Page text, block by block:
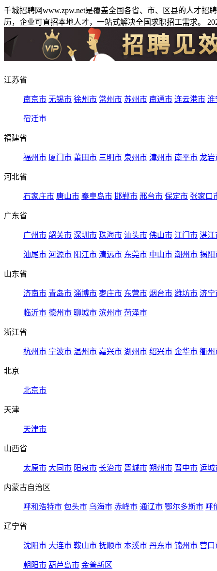
千城招聘网www.zpw.net是覆盖全国各省、市、区县的人才
历，企业可直招本地人才，一站式解决全国求职招工需求。
江苏省
南京市 无锡市 徐州市 常州市 苏州市 南通市 连云港市 淮
宿迁市
福建省
福州市 厦门市 莆田市 三明市 泉州市 漳州市 南平市 龙岩
河北省
石家庄市 唐山市 秦皇岛市 邯郸市 邢台市 保定市 张家口
广东省
广州市 韶关市 深圳市 珠海市 汕头市 佛山市 江门市 湛江
汕尾市 河源市 阳江市 清远市 东莞市 中山市 潮州市 揭阳
山东省
济南市 青岛市 淄博市 枣庄市 东营市 烟台市 潍坊市 济宁
临沂市 德州市 聊城市 滨州市 菏泽市
浙江省
杭州市 宁波市 温州市 嘉兴市 湖州市 绍兴市 金华市 衢州
北京
北京市
天津
天津市
山西省
太原市 大同市 阳泉市 长治市 晋城市 朔州市 晋中市 运城
内蒙古自治区
呼和浩特市 包头市 乌海市 赤峰市 通辽市 鄂尔多斯市 呼
辽宁省
沈阳市 大连市 鞍山市 抚顺市 本溪市 丹东市 锦州市 营口
朝阳市 葫芦岛市 金普新区